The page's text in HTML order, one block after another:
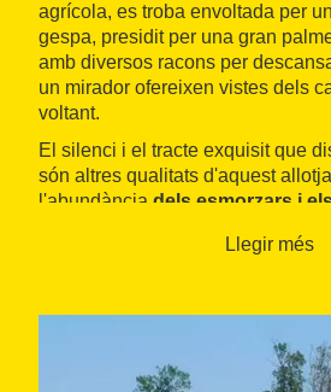
agrícola, es troba envoltada per
gespa, presidit per una gran
amb diversos racons per
un mirador ofereixen vistes dels
voltant.
El silenci i el tracte exquisit que
són altres qualitats d'aquest
l'abundància dels esmorzars i
Llegir més